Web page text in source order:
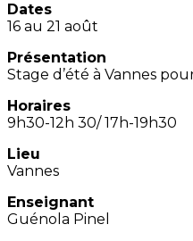
Dates
16 au 21 août
Présentation
Stage d’été à Vannes
Horaires
9h30-12h 30/ 17h-19h30
Lieu
Vannes
Enseignant
Guénola Pinel